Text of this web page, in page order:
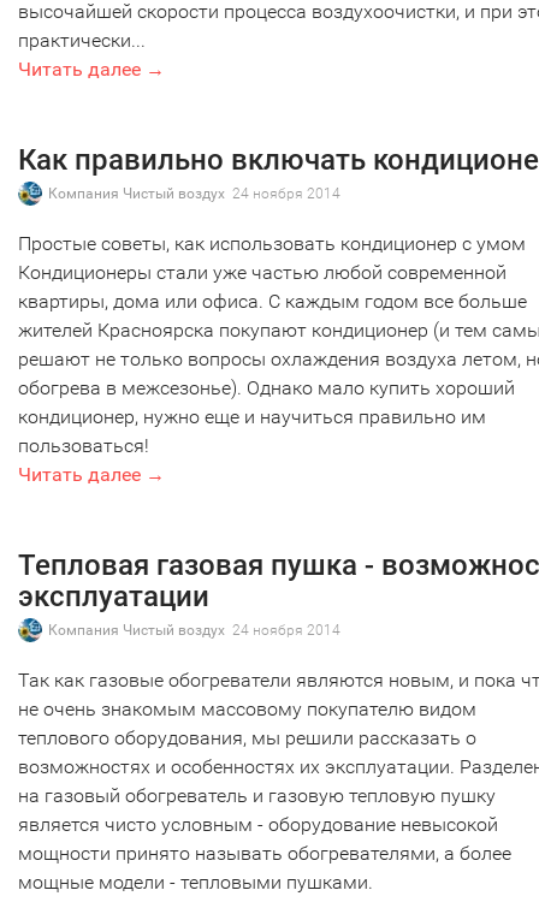
высочайшей скорости процесса воздухоочистки, и при
практически...
Читать далее →
Как правильно включать
Компания Чистый воздух 24 ноября 2014
Простые советы, как использовать кондиционер с умом
Кондиционеры стали уже частью любой современной
квартиры, дома или офиса. С каждым годом все больше
жителей Красноярска покупают кондиционер (и тем
решают не только вопросы охлаждения воздуха летом,
обогрева в межсезонье). Однако мало купить хороший
кондиционер, нужно еще и научиться правильно им
пользоваться!
Читать далее →
Тепловая газовая пушка -
эксплуатации
Компания Чистый воздух 24 ноября 2014
Так как газовые обогреватели являются новым, и пока
не очень знакомым массовому покупателю видом
теплового оборудования, мы решили рассказать о
возможностях и особенностях их эксплуатации.
на газовый обогреватель и газовую тепловую пушку
является чисто условным - оборудование невысокой
мощности принято называть обогревателями, а более
мощные модели - тепловыми пушками.